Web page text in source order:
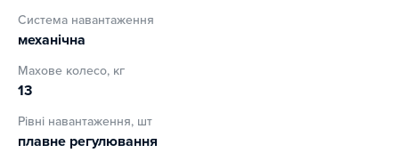
сідниці, колінні та гомілковостопні суглоби ніг. Виставити
тренажер допомагають регулювальні гвинти. Переміщати
конструкцію допомагають транспортувальні ролики. Для
пляшки з водою є спеціальні тримачі на рамі.
Система навантаження
механічна
Махове колесо, кг
13
Рівні навантаження, шт
плавне регулювання